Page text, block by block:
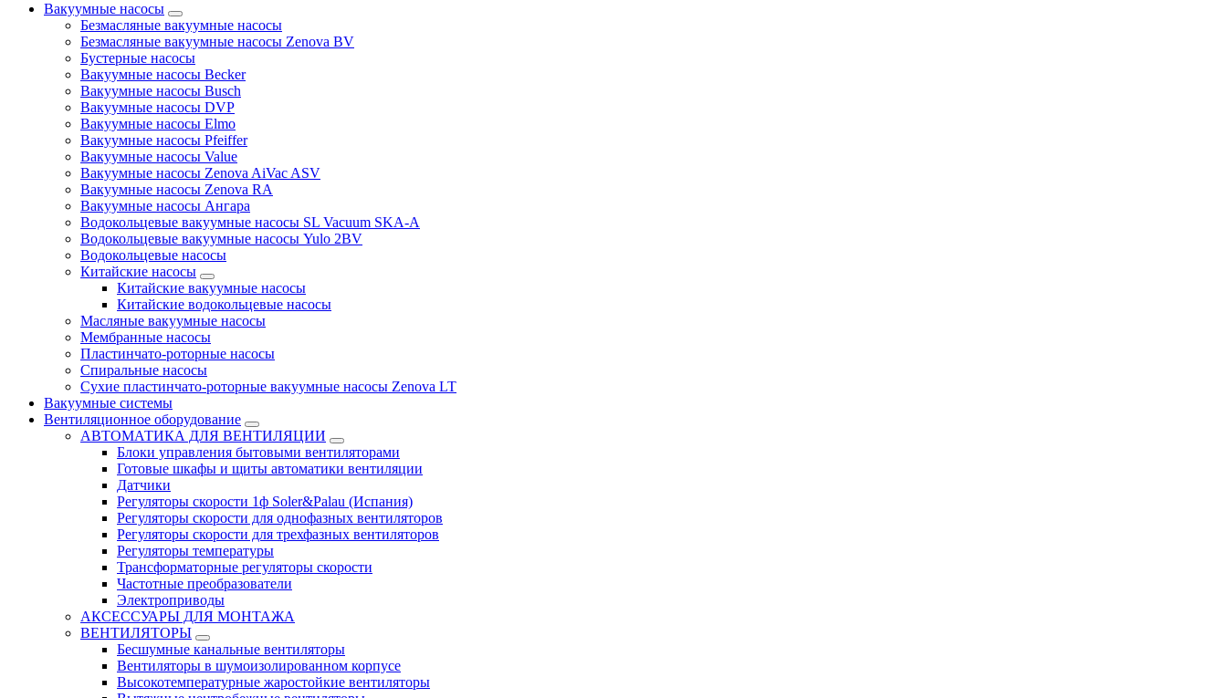
Вакуумные насосы
Безмасляные вакуумные насосы
Безмасляные вакуумные насосы Zenova BV
Бустерные насосы
Вакуумные насосы Becker
Вакуумные насосы Busch
Вакуумные насосы DVP
Вакуумные насосы Elmo
Вакуумные насосы Pfeiffer
Вакуумные насосы Value
Вакуумные насосы Zenova AiVac ASV
Вакуумные насосы Zenova RA
Вакуумные насосы Ангара
Водокольцевые вакуумные насосы SL Vacuum SKA-A
Водокольцевые вакуумные насосы Yulo 2BV
Водокольцевые насосы
Китайские насосы
Китайские вакуумные насосы
Китайские водокольцевые насосы
Масляные вакуумные насосы
Мембранные насосы
Пластинчато-роторные насосы
Спиральные насосы
Сухие пластинчато-роторные вакуумные насосы Zenova LT
Вакуумные системы
Вентиляционное оборудование
АВТОМАТИКА ДЛЯ ВЕНТИЛЯЦИИ
Блоки управления бытовыми вентиляторами
Готовые шкафы и щиты автоматики вентиляции
Датчики
Регуляторы скорости 1ф Soler&Palau (Испания)
Регуляторы скорости для однофазных вентиляторов
Регуляторы скорости для трехфазных вентиляторов
Регуляторы температуры
Трансформаторные регуляторы скорости
Частотные преобразователи
Электроприводы
АКСЕССУАРЫ ДЛЯ МОНТАЖА
ВЕНТИЛЯТОРЫ
Бесшумные канальные вентиляторы
Вентиляторы в шумоизолированном корпусе
Высокотемпературные жаростойкие вентиляторы